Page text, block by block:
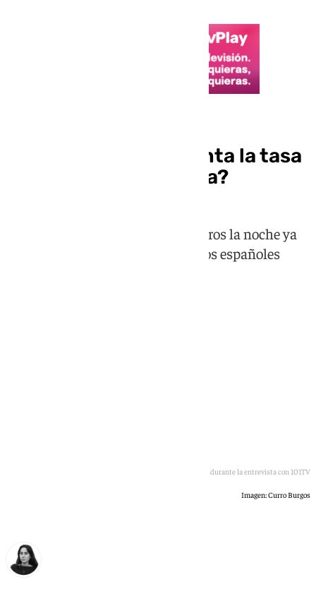
¿Por qué no se implanta la tasa
turística en Andalucía?
Esta tasa turística de unos tres euros la noche ya
ha sido aplicada en otros territorios españoles
Antonio Guevara durante la entrevista con 101TV
Imagen: Curro Burgos